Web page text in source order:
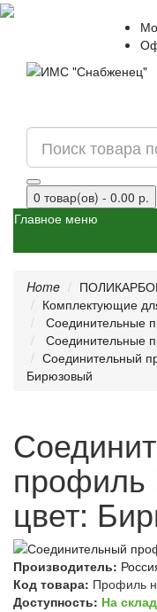
0 товар(ов) - 0.00 р.
Главное меню
Home
Комплектующие
Соединительные
Соединительные
Соединительный
Бирюзовый
профиль
цвет:
Производитель:
Код товара: Профиль
Доступность: На